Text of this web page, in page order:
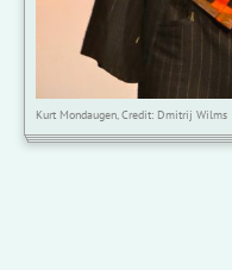
Kurt Mondaugen, Credit: Dmitrij Wilms